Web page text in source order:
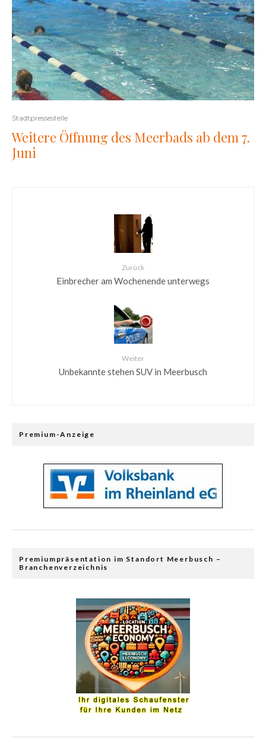
Stadtpressestelle
Weitere Öffnung des Meerbads ab dem 7.
Juni
Zurück
Einbrecher am Wochenende unterwegs
Weiter
Unbekannte stehen SUV in Meerbusch
Premium-Anzeige
Premiumpräsentation im Standort Meerbusch –
Branchenverzeichnis